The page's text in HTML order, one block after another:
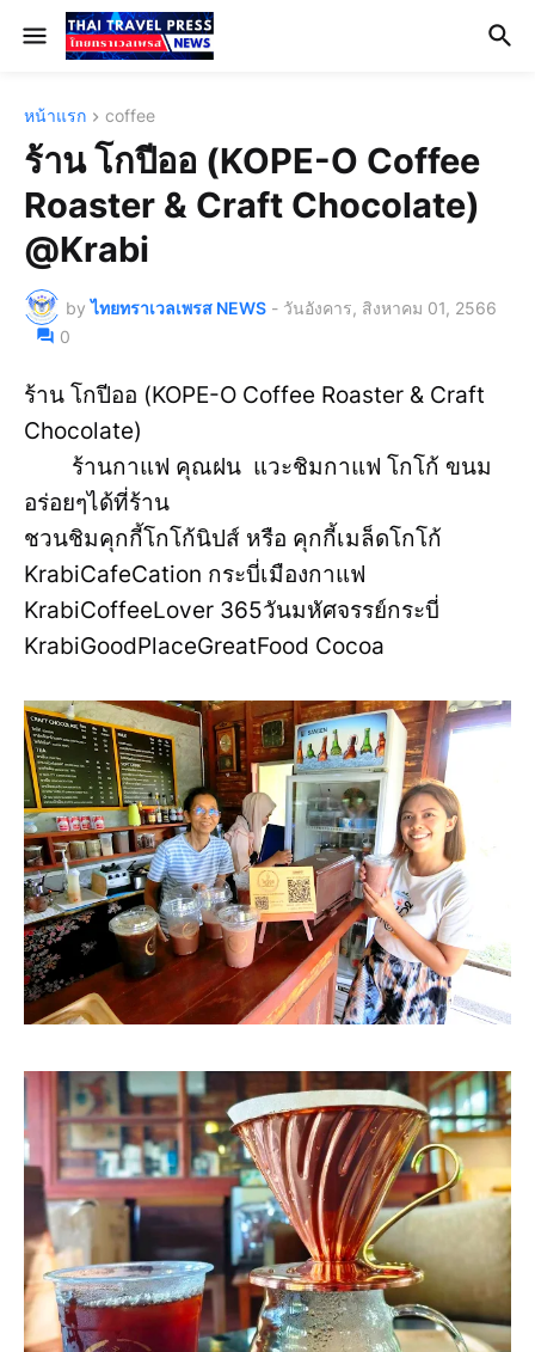
หน้าแรก coffee
ร้าน โกปีออ (KOPE-O Coffee
Roaster & Craft Chocolate)
@Krabi
by ไทยทราเวลเพรส NEWS - วันอังคาร, สิงหาคม 01, 2566
0
ร้าน โกปีออ (KOPE-O Coffee Roaster & Craft
Chocolate)
ร้านกาแฟ คุณฝน แวะชิมกาแฟ โกโก้ ขนม
อร่อยๆได้ที่ร้าน
ชวนชิมคุกกี้โกโก้นิปส์ หรือ คุกกี้เมล็ดโกโก้
KrabiCafeCation กระบี่เมืองกาแฟ
KrabiCoffeeLover 365วันมหัศจรรย์กระบี่
KrabiGoodPlaceGreatFood Cocoa